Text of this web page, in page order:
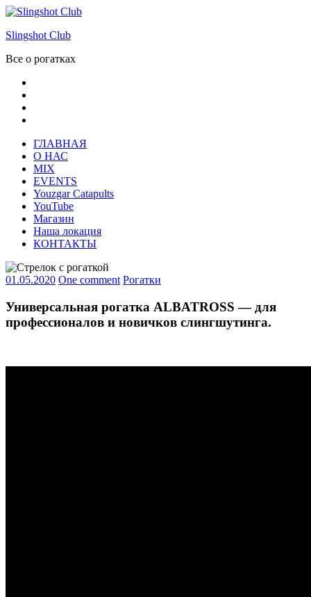
Skip
content
Slingshot Club
Все о рогатках
ГЛАВНАЯ
О НАС
MIX
EVENTS
Youzgar Catapults
YouTube
Магазин
Наша локация
КОНТАКТЫ
01.05.2020 One comment Рогатки
Универсальная рогатка ALBATROSS — для
профессионалов и новичков слингшутинга.